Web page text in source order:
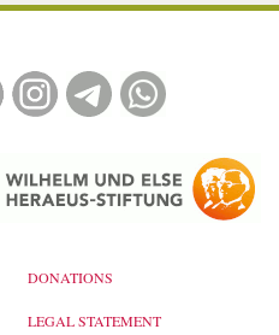
DONATIONS
LEGAL STATEMENT